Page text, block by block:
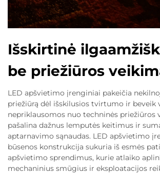
Išskirtinė
be priežiūros
LED apšvietimo įrenginiai pakeičia
priežiūrą dėl išskilusios tvirtumo ir beveik
nepriklausomos nuo techninės priežiūros
pašalina dažnus lemputės keitimus ir
aptarnavimo sąnaudas. LED apšvietimo
būsenos konstrukcija sukuria iš esmės
apšvietimo sprendimus, kurie atlaiko
mechaninius smūgius ir eksploatacijos